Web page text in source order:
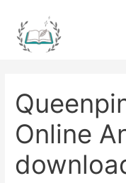
content
Online